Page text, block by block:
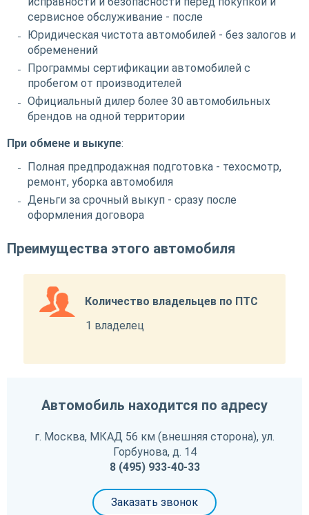
сервисное обслуживание - после
Юридическая чистота автомобилей - без залогов и
обременений
Программы сертификации автомобилей с
пробегом от производителей
Официальный дилер более 30 автомобильных
брендов на одной территории
При обмене и выкупе:
Полная предпродажная подготовка - техосмотр,
ремонт, уборка автомобиля
Деньги за срочный выкуп - сразу после
оформления договора
Преимущества этого автомобиля
Количество владельцев по ПТС
1 владелец
Автомобиль находится по адресу
г. Москва, МКАД 56 км (внешняя сторона), ул.
Горбунова, д. 14
8 (495) 933-40-33
Заказать звонок